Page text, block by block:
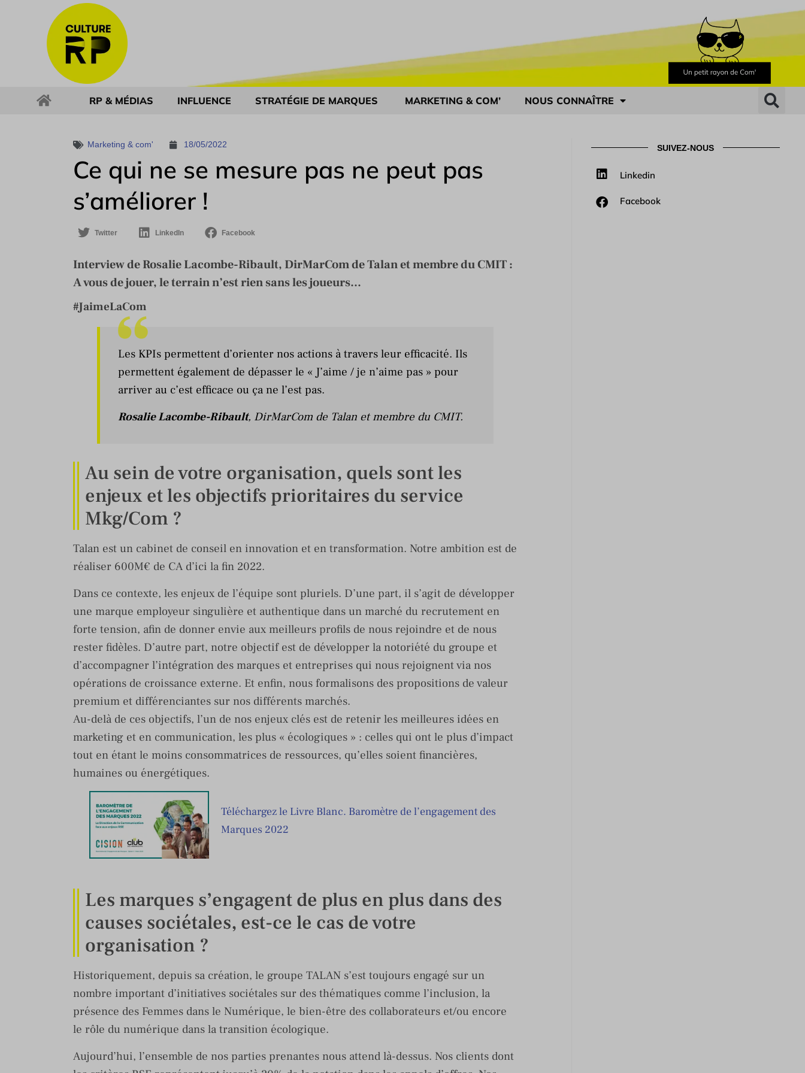
RP & MÉDIAS INFLUENCE STRATÉGIE DE MARQUES MARKETING & COM’ NOUS CONNAÎTRE
Marketing & com' 18/05/2022
Ce qui ne se mesure pas ne peut pas
s’améliorer !
Twitter LinkedIn Facebook
Interview de Rosalie Lacombe-Ribault, DirMarCom de Talan et membre du CMIT :
A vous de jouer, le terrain n’est rien sans les joueurs...
#JaimeLaCom
Les KPIs permettent d’orienter nos actions à travers leur efficacité. Ils
permettent également de dépasser le « J’aime / je n’aime pas » pour
arriver au c’est efficace ou ça ne l’est pas.
Rosalie Lacombe-Ribault, DirMarCom de Talan et membre du CMIT.
Au sein de votre organisation, quels sont les
enjeux et les objectifs prioritaires du service
Mkg/Com ?
Talan est un cabinet de conseil en innovation et en transformation. Notre ambition est de
réaliser 600M€ de CA d’ici la fin 2022.
Dans ce contexte, les enjeux de l’équipe sont pluriels. D’une part, il s’agit de développer
une marque employeur singulière et authentique dans un marché du recrutement en
forte tension, afin de donner envie aux meilleurs profils de nous rejoindre et de nous
rester fidèles. D’autre part, notre objectif est de développer la notoriété du groupe et
d’accompagner l’intégration des marques et entreprises qui nous rejoignent via nos
opérations de croissance externe. Et enfin, nous formalisons des propositions de valeur
premium et différenciantes sur nos différents marchés.
Au-delà de ces objectifs, l’un de nos enjeux clés est de retenir les meilleures idées en
marketing et en communication, les plus « écologiques » : celles qui ont le plus d’impact
tout en étant le moins consommatrices de ressources, qu’elles soient financières,
humaines ou énergétiques.
Téléchargez le Livre Blanc. Baromètre de l’engagement des
Marques 2022
Les marques s’engagent de plus en plus dans des
causes sociétales, est-ce le cas de votre
organisation ?
Historiquement, depuis sa création, le groupe TALAN s’est toujours engagé sur un
nombre important d’initiatives sociétales sur des thématiques comme l’inclusion, la
présence des Femmes dans le Numérique, le bien-être des collaborateurs et/ou encore
le rôle du numérique dans la transition écologique.
Aujourd’hui, l’ensemble de nos parties prenantes nous attend là-dessus. Nos clients dont
SUIVEZ-NOUS
Linkedin
Facebook